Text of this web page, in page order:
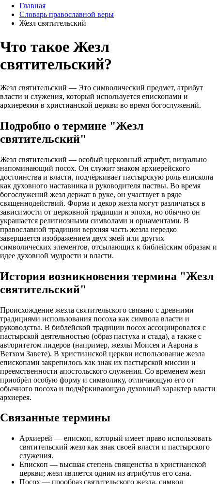
Главная
Словарь православной веры
Жезл святительский
Что такое Жезл
святительский?
Жезл святительский — Это символический предмет, атрибут
власти и служения, который используется епископами и
архиереями в христианской церкви во время богослужений.
Подробно о термине "Жезл
святительский"
Жезл святительский — особый церковный атрибут, визуально
напоминающий посох. Он служит знаком архиерейского
достоинства и власти, подчёркивает пастырскую роль епископа
как духовного наставника и руководителя паствы. Во время
богослужений жезл держат в руке, он участвует в ряде
священнодействий. Форма и декор жезла могут различаться в
зависимости от церковной традиции и эпохи, но обычно он
украшается религиозными символами и орнаментами. В
православной традиции верхняя часть жезла нередко
завершается изображением двух змей или других
символических элементов, отсылающих к библейским образам и
идее духовной мудрости и власти.
История возникновения термина "Жезл
святительский"
Происхождение жезла святительского связано с древними
традициями использования посоха как символа власти и
руководства. В библейской традиции посох ассоциировался с
пастырской деятельностью (образ пастуха и стада), а также с
авторитетом лидеров (например, жезлы Моисея и Аарона в
Ветхом Завете). В христианской церкви использование жезла
епископами закрепилось как знак их пастырской миссии и
преемственности апостольского служения. Со временем жезл
приобрёл особую форму и символику, отличающую его от
обычного посоха и подчёркивающую духовный характер власти
архиерея.
Связанные термины
Архиерей — епископ, который имеет право использовать
святительский жезл как знак своей власти и пастырского
служения.
Епископ — высшая степень священства в христианской
церкви; жезл является одним из атрибутов его сана.
Посох — прообраз святительского жезла, символ